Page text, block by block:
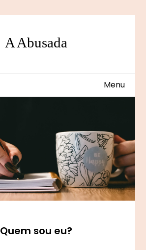
A Abusada
Menu
Quem sou eu?